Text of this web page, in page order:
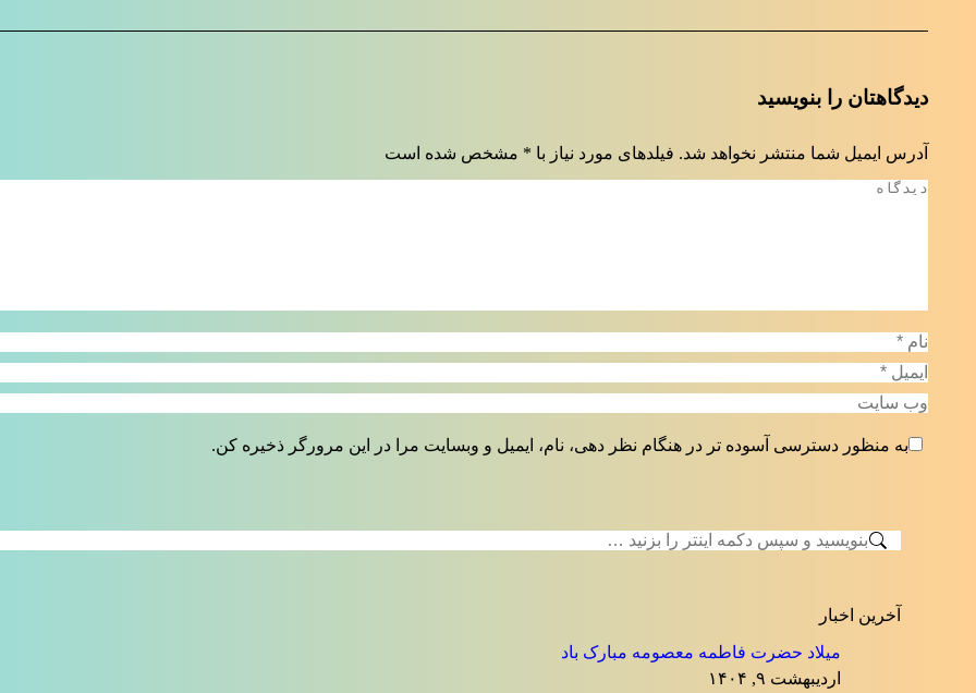
دیدگاهتان را بنویسید
آدرس ایمیل شما منتشر نخواهد شد. فیلدهای مورد نیاز با * مشخص شده است
دیدگاه
نام *
ایمیل *
وب سایت
به منظور دسترسی آسوده تر در هنگام نظر دهی، نام، ایمیل و وبسایت مرا در این مرورگر ذخیره کن.
جستجو:
آخرین اخبار
میلاد حضرت فاطمه معصومه مبارک باد
اردیبهشت ۹, ۱۴۰۴